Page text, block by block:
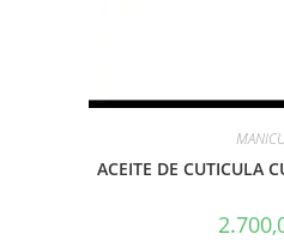
ACEITE DE CUTICULA